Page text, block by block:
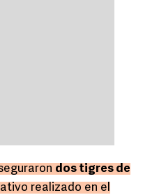
dos tigres de
realizado en el